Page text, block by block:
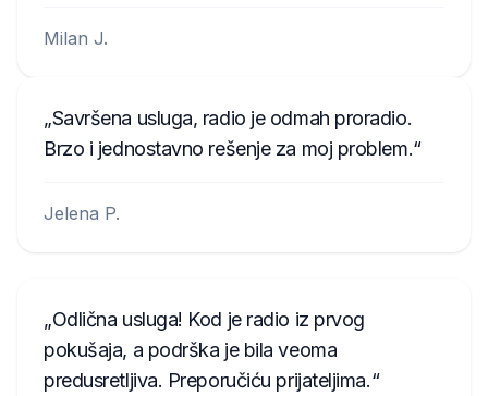
Milan J.
Savršena usluga, radio je odmah proradio.
Brzo i jednostavno rešenje za moj problem.
Jelena P.
Odlična usluga! Kod je radio iz prvog
pokušaja, a podrška je bila veoma
predusretljiva. Preporučiću prijateljima.